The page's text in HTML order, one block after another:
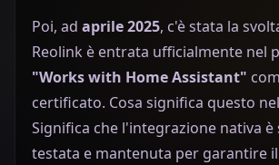
Poi, ad aprile 2025, c'è stata la
Reolink è entrata ufficialmente nel
"Works with Home Assistant"
certificato. Cosa significa questo
Significa che l'integrazione nativa è
testata e mantenuta per garantire il